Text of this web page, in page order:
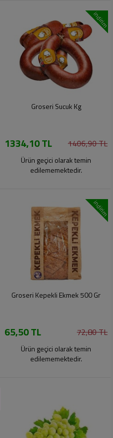
indirim
Groseri Sucuk Kg
1334,10 TL 1406,90 TL
Ürün geçici olarak temin
edilememektedir.
indirim
Groseri Kepekli Ekmek 500 Gr
65,50 TL 72,80 TL
Ürün geçici olarak temin
edilememektedir.